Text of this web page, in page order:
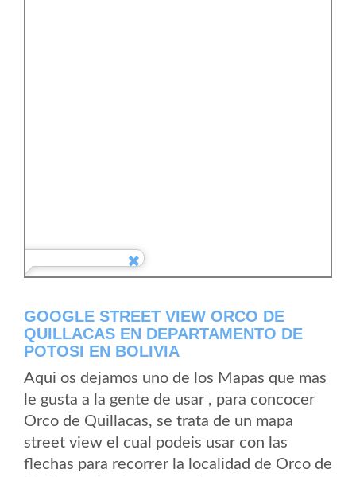
GOOGLE STREET VIEW ORCO DE
QUILLACAS EN DEPARTAMENTO DE
POTOSI EN BOLIVIA
Aqui os dejamos uno de los Mapas que mas
le gusta a la gente de usar , para concocer
Orco de Quillacas, se trata de un mapa
street view el cual podeis usar con las
flechas para recorrer la localidad de Orco de